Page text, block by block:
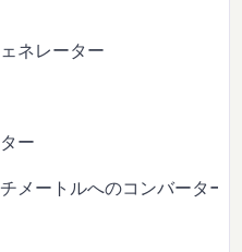
ネレーター
ー
メートルへのコンバーター